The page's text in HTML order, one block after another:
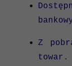
Z
towar.